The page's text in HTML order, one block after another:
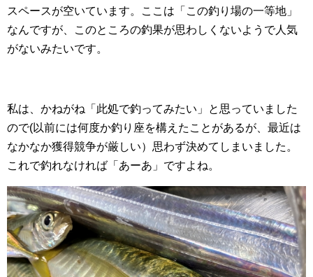
スペースが空いています。ここは「この釣り場の一等地」
なんですが、このところの釣果が思わしくないようで人気
がないみたいです。
私は、かねがね「此処で釣ってみたい」と思っていました
ので(以前には何度か釣り座を構えたことがあるが、最近は
なかなか獲得競争が厳しい）思わず決めてしまいました。
これで釣れなければ「あーあ」ですよね。